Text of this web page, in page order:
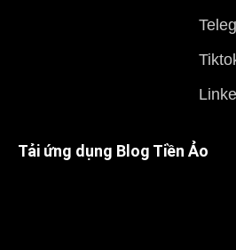
Tải ứng dụng Blog Tiền Ảo